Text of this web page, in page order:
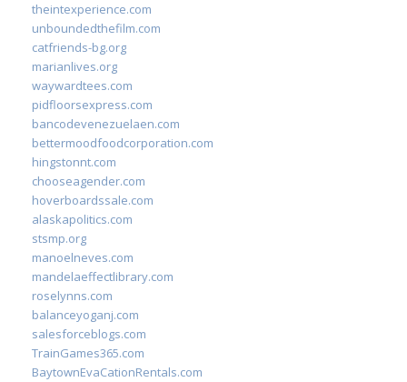
theintexperience.com
unboundedthefilm.com
catfriends-bg.org
marianlives.org
waywardtees.com
pidfloorsexpress.com
bancodevenezuelaen.com
bettermoodfoodcorporation.com
hingstonnt.com
chooseagender.com
hoverboardssale.com
alaskapolitics.com
stsmp.org
manoelneves.com
mandelaeffectlibrary.com
roselynns.com
balanceyoganj.com
salesforceblogs.com
TrainGames365.com
BaytownEvaCationRentals.com